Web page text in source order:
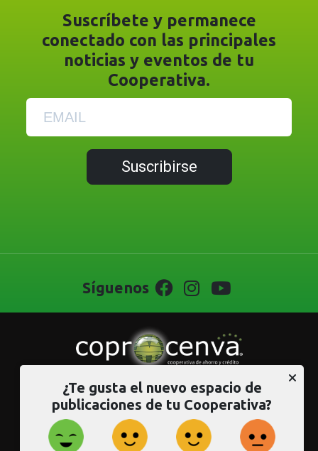
Suscríbete y permanece
conectado con las principales
noticias y eventos de tu
Cooperativa.
Suscribirse
Síguenos
PORTAL CORPORATIVO
DIRECTORIO DE ASOCIADOS
¿Te gusta el nuevo espacio de
publicaciones de tu Cooperativa?